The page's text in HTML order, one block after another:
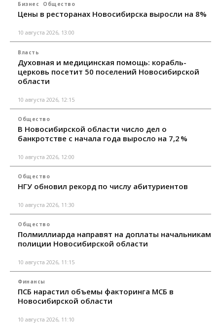
Бизнес Общество
Цены в ресторанах Новосибирска выросли на 8%
10 августа 2026, 13:00
Власть
Духовная и медицинская помощь: корабль-
церковь посетит 50 поселений Новосибирской
области
10 августа 2026, 12:15
Общество
В Новосибирской области число дел о
банкротстве с начала года выросло на 7,2 %
10 августа 2026, 12:00
Общество
НГУ обновил рекорд по числу абитуриентов
10 августа 2026, 11:30
Общество
Полмиллиарда направят на доплаты начальникам
полиции Новосибирской области
10 августа 2026, 11:15
Финансы
ПСБ нарастил объемы факторинга МСБ в
Новосибирской области
10 августа 2026, 11:10